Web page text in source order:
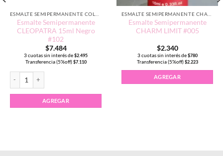
Esmalte Semipermanente
CLEOPATRA 15ml Negro
#102
$7.484
3 cuotas sin interés de $2.495
Transferencia (5%off) $7.110
Esmalte Semipermanente CLEOPATRA 15ml Negro #102 cantidad
AGREGAR
Esmalte Semipermanente
CHARM LIMIT #005
$2.340
3 cuotas sin interés de $780
Transferencia (5%off) $2.223
AGREGAR